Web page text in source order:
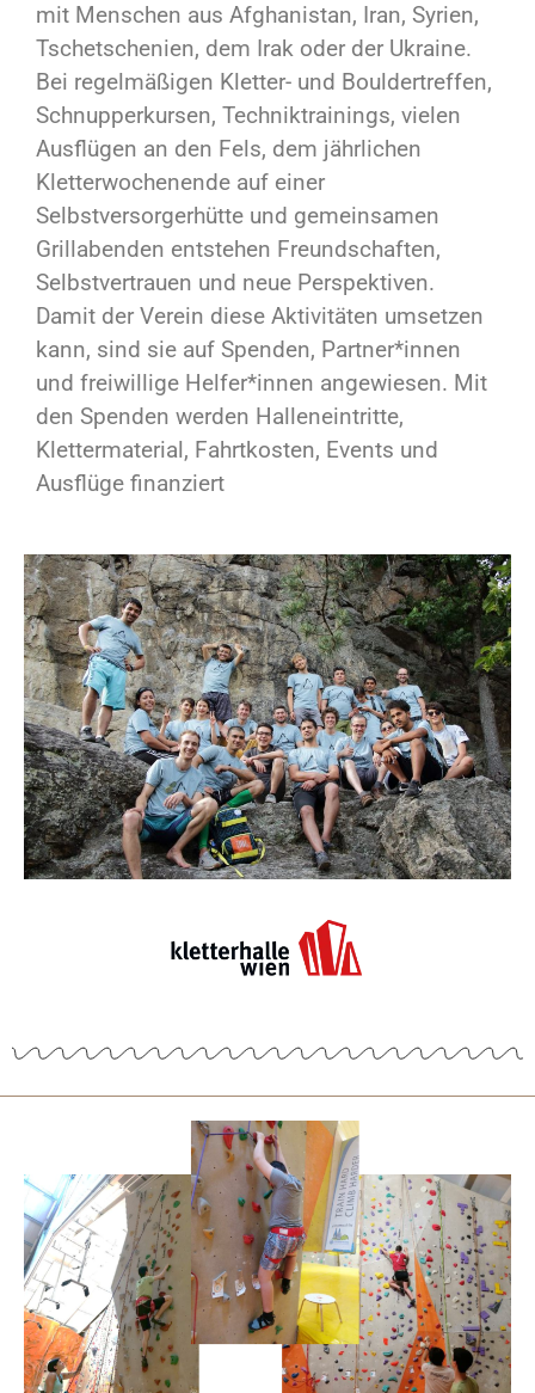
mit Menschen aus Afghanistan, Iran, Syrien,
Tschetschenien, dem Irak oder der Ukraine.
Bei regelmäßigen Kletter- und Bouldertreffen,
Schnupperkursen, Techniktrainings, vielen
Ausflügen an den Fels, dem jährlichen
Kletterwochenende auf einer
Selbstversorgerhütte und gemeinsamen
Grillabenden entstehen Freundschaften,
Selbstvertrauen und neue Perspektiven.
Damit der Verein diese Aktivitäten umsetzen
kann, sind sie auf Spenden, Partner*innen
und freiwillige Helfer*innen angewiesen. Mit
den Spenden werden Halleneintritte,
Klettermaterial, Fahrtkosten, Events und
Ausflüge finanziert